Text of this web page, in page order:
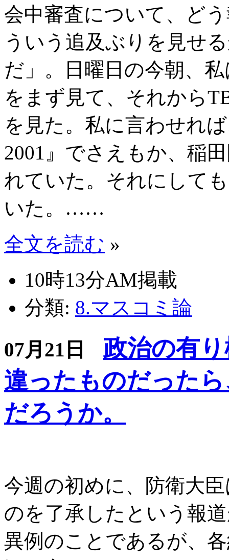
会中審査について、ど
ういう追及ぶりを見せ
だ」。日曜日の今朝、
をまず見て、それから
を見た。私に言わせれ
2001』でさえもか、稲
れていた。それにして
いた。……
全文を読む »
10時13分AM掲載
分類: 8.マスコミ論
07月21日
政治の有
違ったものだった
だろうか。
今週の初めに、防衛大
のを了承したという報
異例のことであるが、